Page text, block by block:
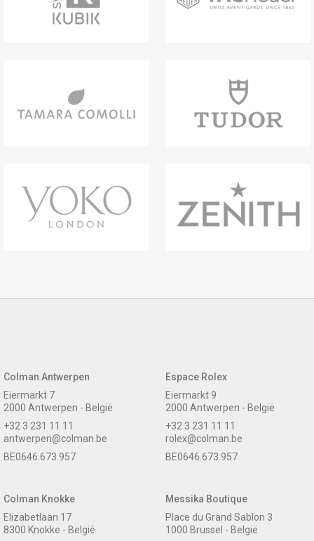
Colman Antwerpen
Eiermarkt 7
2000 Antwerpen - België
+32 3 231 11 11
antwerpen@colman.be
BE0646.673.957
Espace Rolex
Eiermarkt 9
2000 Antwerpen - België
+32 3 231 11 11
rolex@colman.be
BE0646.673.957
Colman Knokke
Elizabetlaan 17
8300 Knokke - België
Messika Boutique
Place du Grand Sablon 3
1000 Brussel - België